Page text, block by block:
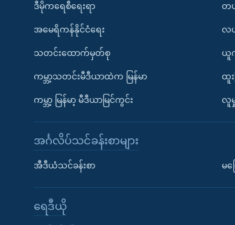
ဒီမိုကရေစီရေးရာ
အမေရိကန်နိုင်ငံရေး
သတင်းထောက်မှတ်စု
ကမ္ဘာ့သတင်းမီဒီယာထဲက မြန်မာ
ကမ္ဘာ့ မြန်မာ့ မီဒီယာမြင်ကွင်း
တ
လယ်
ယူက
ထူး
လူ
အင်္ဂလိပ်သင်ခန်းစာများ
အီဒီယံသင်ခန်းစာ မက
ရေဒီယို